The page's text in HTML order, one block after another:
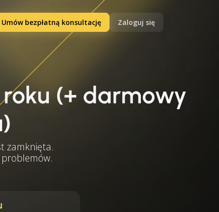
Umów bezpłatną konsultację Zaloguj się
(+ darmowy
zamknięta.